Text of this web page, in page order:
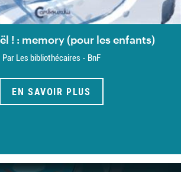
! : memory (pour les enfants)
Par Les bibliothécaires - BnF
EN SAVOIR PLUS